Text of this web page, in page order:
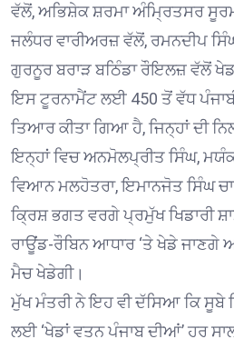
ਵੱਲੋਂ, ਅਭਿਸ਼ੇਕ ਸ਼ਰਮਾ ਅੰਮ੍ਰਿਤਸਰ
ਜਲੰਧਰ ਵਾਰੀਅਰਜ਼ ਵੱਲੋਂ, ਰਮਨਦੀਪ
ਗੁਰਨੂਰ ਬਰਾੜ ਬਠਿੰਡਾ ਰੌਇਲਜ਼ ਵੱਲੋਂ
ਇਸ ਟੂਰਨਾਮੈਂਟ ਲਈ 450 ਤੋਂ ਵੱਧ
ਤਿਆਰ ਕੀਤਾ ਗਿਆ ਹੈ, ਜਿਨ੍ਹਾਂ ਦੀ
ਇਨ੍ਹਾਂ ਵਿਚ ਅਨਮੋਲਪ੍ਰੀਤ ਸਿੰਘ,
ਵਿਆਨ ਮਲਹੋਤਰਾ, ਇਮਾਨਜੋਤ ਸਿੰਘ
ਕ੍ਰਿਸ਼ ਭਗਤ ਵਰਗੇ ਪ੍ਰਮੁੱਖ ਖਿਡਾਰੀ
ਰਾਊਂਡ-ਰੌਬਿਨ ਆਧਾਰ ‘ਤੇ ਖੇਡੇ ਜਾਣਗੇ
ਮੈਚ ਖੇਡੇਗੀ।
ਮੁੱਖ ਮੰਤਰੀ ਨੇ ਇਹ ਵੀ ਦੱਸਿਆ ਕਿ ਸੂਬੇ
ਲਈ ‘ਖੇਡਾਂ ਵਤਨ ਪੰਜਾਬ ਦੀਆਂ’ ਹਰ